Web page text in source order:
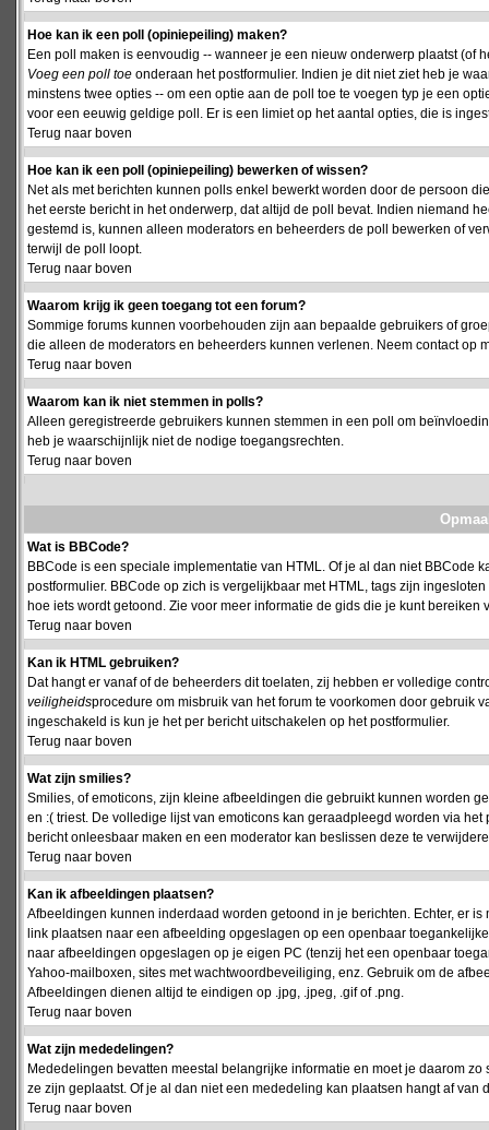
Hoe kan ik een poll (opiniepeiling) maken?
Een poll maken is eenvoudig -- wanneer je een nieuw onderwerp plaatst (of
Voeg een poll toe onderaan het postformulier. Indien je dit niet ziet heb je
minstens twee opties -- om een optie aan de poll toe te voegen typ je een
voor een eeuwig geldige poll. Er is een limiet op het aantal opties, die is
Terug naar boven
Hoe kan ik een poll (opiniepeiling) bewerken of wissen?
Net als met berichten kunnen polls enkel bewerkt worden door de persoon
het eerste bericht in het onderwerp, dat altijd de poll bevat. Indien niemand
gestemd is, kunnen alleen moderators en beheerders de poll bewerken of
terwijl de poll loopt.
Terug naar boven
Waarom krijg ik geen toegang tot een forum?
Sommige forums kunnen voorbehouden zijn aan bepaalde gebruikers of
die alleen de moderators en beheerders kunnen verlenen. Neem contact op
Terug naar boven
Waarom kan ik niet stemmen in polls?
Alleen geregistreerde gebruikers kunnen stemmen in een poll om
heb je waarschijnlijk niet de nodige toegangsrechten.
Terug naar boven
Wat is BBCode?
BBCode is een speciale implementatie van HTML. Of je al dan niet
postformulier. BBCode op zich is vergelijkbaar met HTML, tags zijn
hoe iets wordt getoond. Zie voor meer informatie de gids die je kunt bereiken
Terug naar boven
Kan ik HTML gebruiken?
Dat hangt er vanaf of de beheerders dit toelaten, zij hebben er volledige
veiligheidsprocedure om misbruik van het forum te voorkomen door gebruik
ingeschakeld is kun je het per bericht uitschakelen op het postformulier.
Terug naar boven
Wat zijn smilies?
Smilies, of emoticons, zijn kleine afbeeldingen die gebruikt kunnen worden
en :( triest. De volledige lijst van emoticons kan geraadpleegd worden via
bericht onleesbaar maken en een moderator kan beslissen deze te
Terug naar boven
Kan ik afbeeldingen plaatsen?
Afbeeldingen kunnen inderdaad worden getoond in je berichten. Echter, er
link plaatsen naar een afbeelding opgeslagen op een openbaar
naar afbeeldingen opgeslagen op je eigen PC (tenzij het een openbaar
Yahoo-mailboxen, sites met wachtwoordbeveiliging, enz. Gebruik om de
Afbeeldingen dienen altijd te eindigen op .jpg, .jpeg, .gif of .png.
Terug naar boven
Wat zijn mededelingen?
Mededelingen bevatten meestal belangrijke informatie en moet je daarom
ze zijn geplaatst. Of je al dan niet een mededeling kan plaatsen hangt af
Terug naar boven